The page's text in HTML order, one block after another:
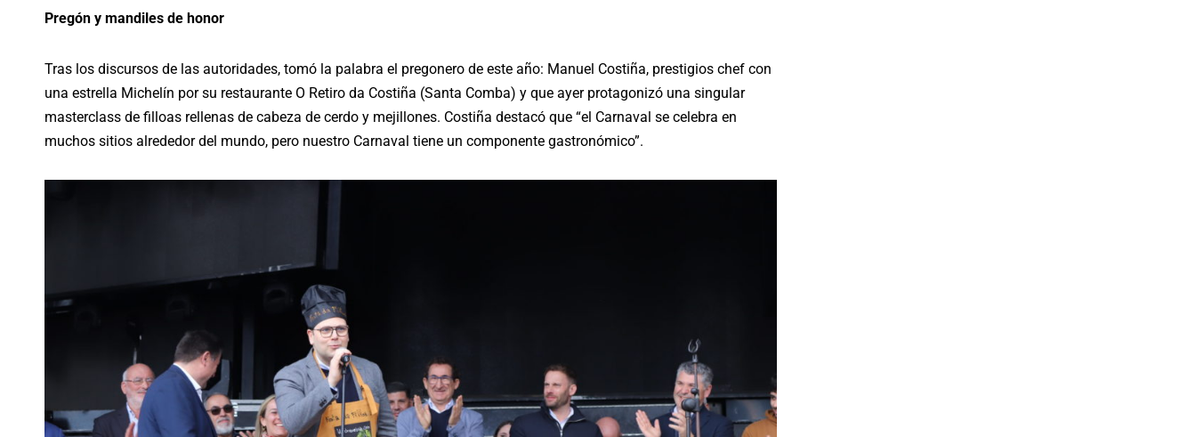
Pregón y mandiles de honor
Tras los discursos de las autoridades, tomó la palabra el pregonero de este año: Manuel Costiña, prestigios chef con
una estrella Michelín por su restaurante O Retiro da Costiña (Santa Comba) y que ayer protagonizó una singular
masterclass de filloas rellenas de cabeza de cerdo y mejillones. Costiña destacó que “el Carnaval se celebra en
muchos sitios alrededor del mundo, pero nuestro Carnaval tiene un componente gastronómico”.